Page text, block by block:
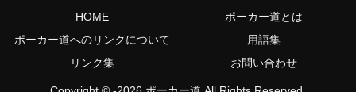
HOME
ポーカー道とは
ポーカー道へのリンクについて
用語集
リンク集
お問い合わせ